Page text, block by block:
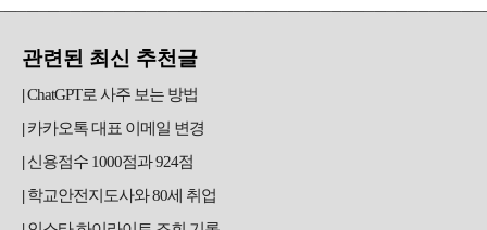
관련된 최신 추천글
ChatGPT로 사주 보는 방법
카카오톡 대표 이메일 변경
신용점수 1000점과 924점
학교안전지도사와 80세 취업